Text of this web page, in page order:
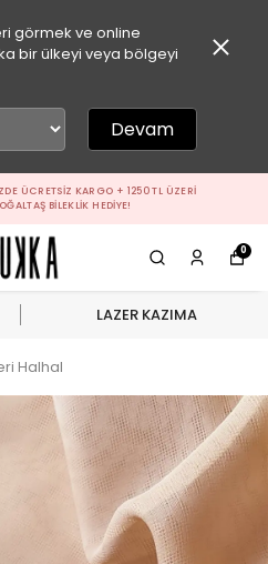
görmek ve online
bir ülkeyi veya bölgeyi
Devam
ÜCRETSIZ KARGO + 1250 TL ÜZERI
BILEKLIK HEDIYE!
0
LAZER KAZIMA
Halhal